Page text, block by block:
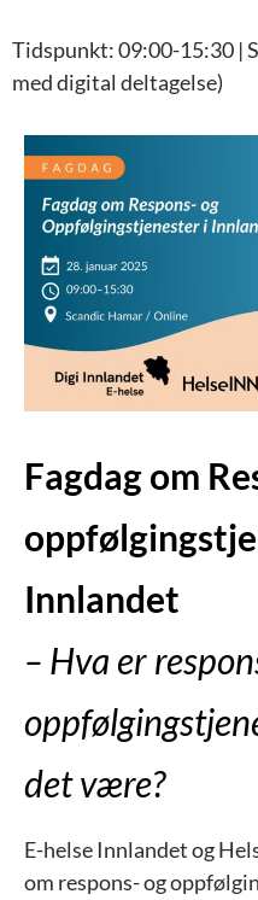
Tidspunkt: 09:00-15:30 |
med digital deltagelse)
Fagdag om
Innlandet
– Hva er
det være?
E-helse Innlandet og
om respons- og